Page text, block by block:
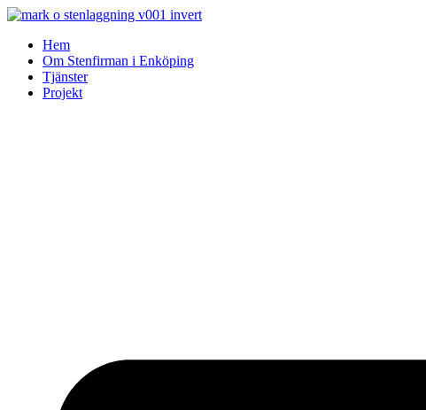
Skip
contentHem
Om Stenfirman i Enköping
Tjänster
Projekt